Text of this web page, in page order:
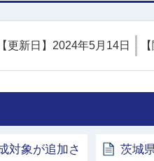
【更新日】 2024年5月14日
対象が追加さ
茨城